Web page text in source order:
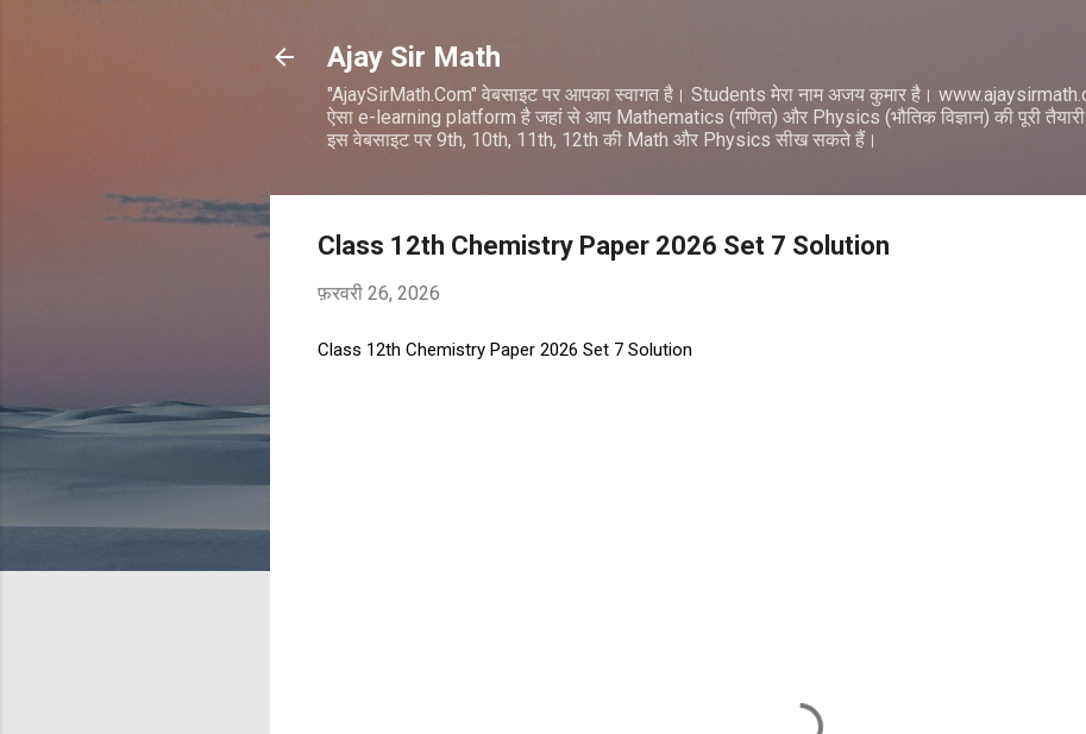
Ajay Sir Math
"AjaySirMath.Com" वेबसाइट पर आपका स्वागत है। Students मेरा नाम अजय कुमार है।
ऐसा e-learning platform है जहां से आप Mathematics (गणित) और Physics (भौतिक विज्ञान) की पूरी
इस वेबसाइट पर 9th, 10th, 11th, 12th की Math और Physics सीख सकते हैं।
Class 12th Chemistry Paper 2026 Set 7 Solution
फ़रवरी 26, 2026
Class 12th Chemistry Paper 2026 Set 7 Solution